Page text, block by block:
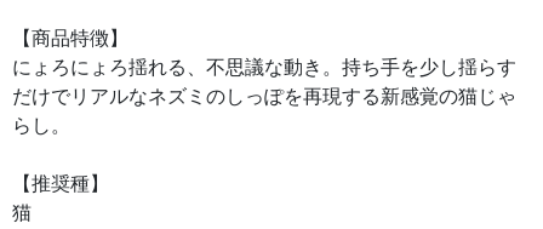
【商品特徴】
にょろにょろ揺れる、不思議な動き。持ち手を少し揺らす
だけでリアルなネズミのしっぽを再現する新感覚の猫じゃ
らし。
【推奨種】
猫